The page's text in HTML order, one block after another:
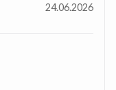
Mamy
ponownie
Zespół
Eryk
24.06.2026